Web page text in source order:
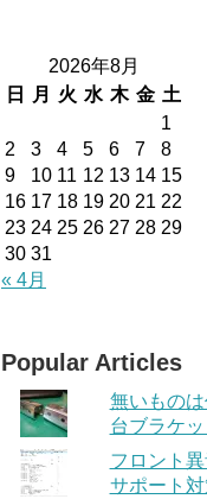
2026年8月
日
月 火 水 木 金 土
1
2
3 4 5 6 7
8
9
10 11 12 13 14 15
16 17 18 19 20 21 22
23 24 25 26 27 28 29
30 31
« 4月
Popular Articles
無いもの
台ブラケ
フロント
サポート